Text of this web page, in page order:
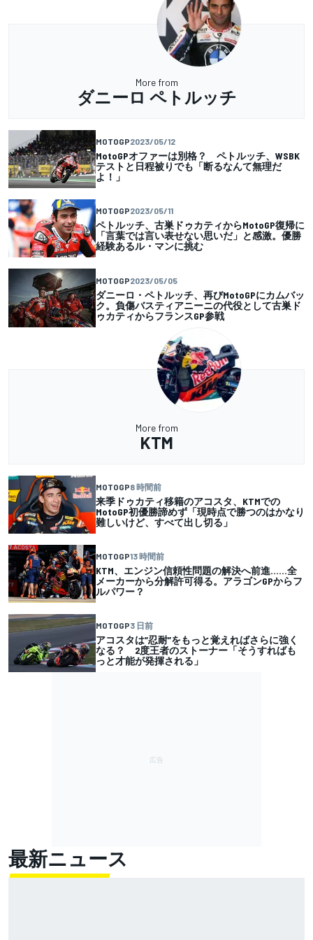
More from
ダニーロ ペトルッチ
MOTOGP2023/05/12
MotoGPオファーは別格？ ペトルッチ、WSBK
テストと日程被りでも「断るなんて無理だ
よ！」
MOTOGP2023/05/11
ペトルッチ、古巣ドゥカティからMotoGP復帰に
「言葉では言い表せない思いだ」と感激。優勝
経験あるル・マンに挑む
MOTOGP2023/05/05
ダニーロ・ペトルッチ、再びMotoGPにカムバッ
ク。負傷バスティアニーニの代役として古巣ド
ゥカティからフランスGP参戦
More from
KTM
MOTOGP8 時間前
来季ドゥカティ移籍のアコスタ、KTMでの
MotoGP初優勝諦めず「現時点で勝つのはかなり
難しいけど、すべて出し切る」
MOTOGP13 時間前
KTM、エンジン信頼性問題の解決へ前進……全
メーカーから分解許可得る。アラゴンGPからフ
ルパワー？
MOTOGP3 日前
アコスタは”忍耐”をもっと覚えればさらに強く
なる？ 2度王者のストーナー「そうすればも
っと才能が発揮される」
最新ニュース